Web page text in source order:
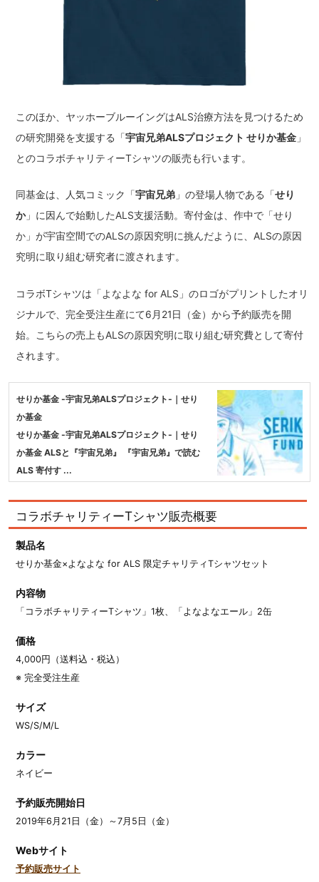
このほか、ヤッホーブルーイングはALS治療方法を見つけるため
の研究開発を支援する「宇宙兄弟ALSプロジェクト せりか基金 」
とのコラボチャリティーTシャツの販売も行います。
同基金は、人気コミック「宇宙兄弟 」の登場人物である「せり
か」に因んで始動したALS支援活動。寄付金は、作中で「せり
か」が宇宙空間でのALSの原因究明に挑んだように、ALSの原因
究明に取り組む研究者に渡されます。
コラボTシャツは「よなよな for ALS」のロゴがプリントしたオリ
ジナルで、完全受注生産にて6月21日（金）から予約販売を開
始。こちらの売上もALSの原因究明に取り組む研究費として寄付
されます。
せりか基金 -宇宙兄弟ALSプロジェクト-｜せり
か基金
せりか基金 -宇宙兄弟ALSプロジェクト-｜せり
か基金 ALSと『宇宙兄弟』 『宇宙兄弟』で読む
ALS 寄付す ...
コラボチャリティーTシャツ販売概要
製品名
せりか基金×よなよな for ALS 限定チャリティTシャツセット
内容物
「コラボチャリティーTシャツ」1枚、「よなよなエール」2缶
価格
4,000円（送料込・税込）
※ 完全受注生産
サイズ
WS/S/M/L
カラー
ネイビー
予約販売開始日
2019年6月21日（金）～7月5日（金）
Webサイト
予約販売サイト